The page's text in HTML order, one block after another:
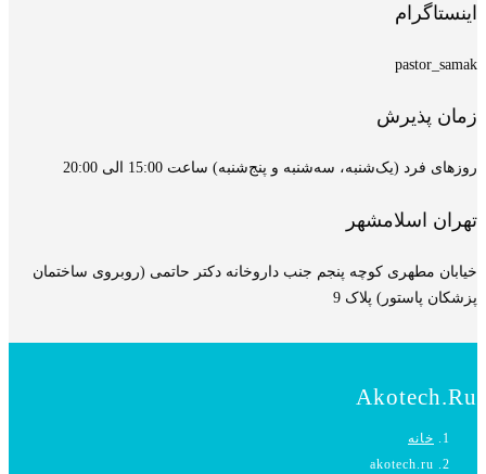
اینستاگرام
pastor_samak
زمان پذیرش
روزهای فرد (یک‌شنبه، سه‌شنبه و پنج‌شنبه) ساعت 15:00 الی 20:00
تهران اسلامشهر
خیابان مطهری کوچه پنجم جنب داروخانه دکتر حاتمی (روبروی ساختمان
پزشکان پاستور) پلاک 9
Akotech.ru
خانه
akotech.ru